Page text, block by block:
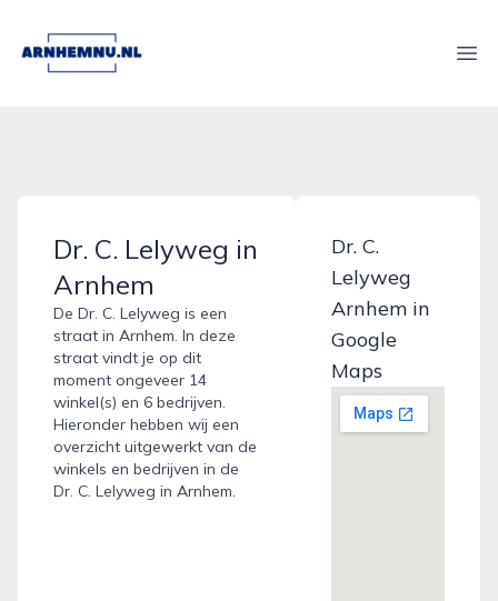
arnhemnu.nl
Dr. C. Lelyweg in
Arnhem
De Dr. C. Lelyweg is een
straat in Arnhem. In deze
straat vindt je op dit
moment ongeveer 14
winkel(s) en 6 bedrijven.
Hieronder hebben wij een
overzicht uitgewerkt van de
winkels en bedrijven in de
Dr. C. Lelyweg in Arnhem.
Dr. C.
Lelyweg
Arnhem in
Google
Maps